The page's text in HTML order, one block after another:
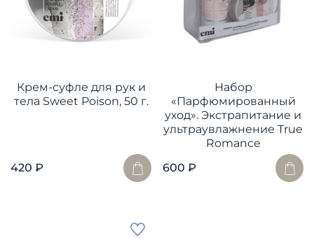
Крем-суфле для рук и
тела Sweet Poison, 50 г.
420 ₽
Набор
«Парфюмированный
уход». Экстрапитание и
ультраувлажнение True
Romance
600 ₽